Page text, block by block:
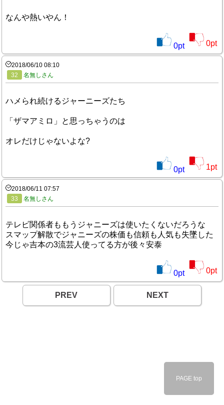
なんや熱いやん！
0pt 0pt
2018/06/10 08:10
32
名無しさん
ハメられ続けるジャーニーズたち
「ザマアミロ」と思っちゃうのは
オレだけじゃないよな?
0pt 1pt
2018/06/11 07:57
33
名無しさん
テレビ関係者ももうジャニーズは使いたくないだろうな
スマップ解散でジャニーズの株価も信頼も人気も失墜した
今じゃ吉本の3流芸人使ってる方が後々安泰
0pt 0pt
PREV NEXT
PAGE top